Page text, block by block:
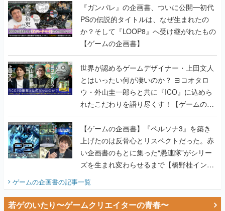
『ガンパレ』の企画書、ついに公開━初代
PSの伝説的タイトルは、なぜ生まれたの
か？そして『LOOP8』へ受け継がれたもの
【ゲームの企画書】
世界が認めるゲームデザイナー・上田文人
とはいったい何が凄いのか？ ヨコオタロ
ウ・外山圭一郎らと共に『ICO』に込めら
れたこだわりを語り尽くす！【ゲームの企
画書】
【ゲームの企画書】『ペルソナ3』を築き
上げたのは反骨心とリスペクトだった。赤
い企画書のもとに集った“愚連隊”がシリー
ズを生まれ変わらせるまで【橋野桂インタ
ゲームの企画書の記事一覧
若ゲのいたり〜ゲームクリエイターの青春〜